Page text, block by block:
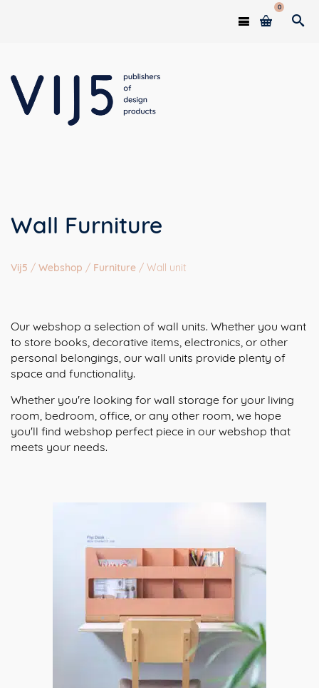
0
Wall Furniture
Vij5 / Webshop / Furniture / Wall unit
Our webshop a selection of wall units. Whether you want
to store books, decorative items, electronics, or other
personal belongings, our wall units provide plenty of
space and functionality.
Whether you're looking for wall storage for your living
room, bedroom, office, or any other room, we hope
you'll find webshop perfect piece in our webshop that
meets your needs.